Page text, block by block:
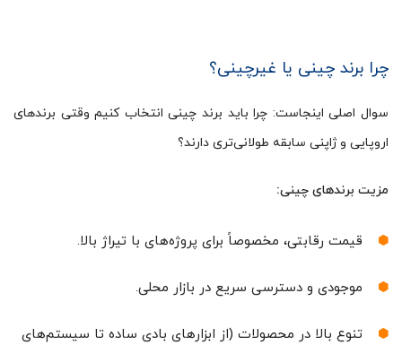
چرا برند چینی یا غیرچینی؟
سوال اصلی اینجاست: چرا باید برند چینی انتخاب کنیم وقتی برندهای
اروپایی و ژاپنی سابقه طولانی‌تری دارند؟
مزیت برندهای چینی:
قیمت رقابتی، مخصوصاً برای پروژه‌های با تیراژ بالا.
موجودی و دسترسی سریع در بازار محلی.
تنوع بالا در محصولات (از ابزارهای بادی ساده تا سیستم‌های